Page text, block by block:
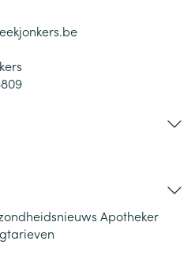
Apotheker